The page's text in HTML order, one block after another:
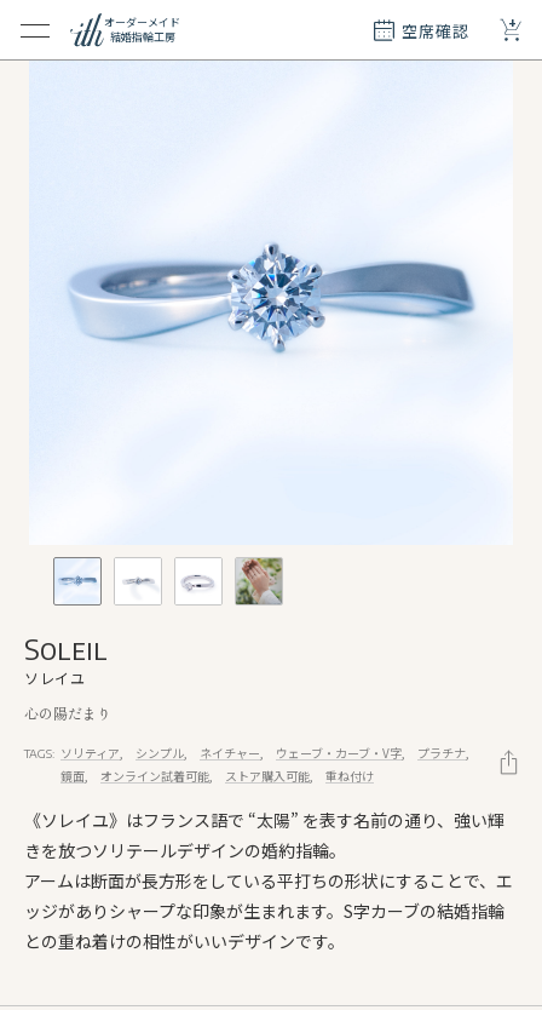
オーダーメイド
結婚指輪工房
空席確認 +
ソレイユ
Soleil
心の陽だまり
TAGS: ソリティア シンプル ネイチャー ウェーブ・カーブ・V字
プラチナ
鏡面
オンライン試着可能 ストア購入可能 重ね付け
《ソレイユ》はフランス語で “太陽” を表す名前の通り、強い輝
きを放つソリテールデザインの婚約指輪。
アームは断面が長方形をしている平打ちの形状にすることで、エ
ッジがありシャープな印象が生まれます。S字カーブの結婚指輪
との重ね着けの相性がいいデザインです。